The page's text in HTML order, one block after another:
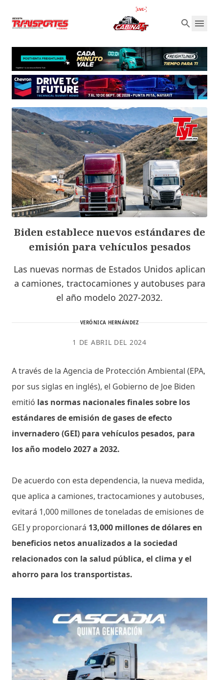
Biden establece nuevos estándares de
emisión para vehículos pesados
Las nuevas normas de Estados Unidos aplican
a camiones, tractocamiones y autobuses para
el año modelo 2027-2032.
VERÓNICA HERNÁNDEZ
1 DE ABRIL DEL 2024
A través de la Agencia de Protección Ambiental (EPA,
por sus siglas en inglés), el Gobierno de Joe Biden
emitió las normas nacionales finales sobre los
estándares de emisión de gases de efecto
invernadero (GEI) para vehículos pesados, para
los año modelo 2027 a 2032.
De acuerdo con esta dependencia, la nueva medida,
que aplica a camiones, tractocamiones y autobuses,
evitará 1,000 millones de toneladas de emisiones de
GEI y proporcionará 13,000 millones de dólares en
beneficios netos anualizados a la sociedad
relacionados con la salud pública, el clima y el
ahorro para los transportistas.